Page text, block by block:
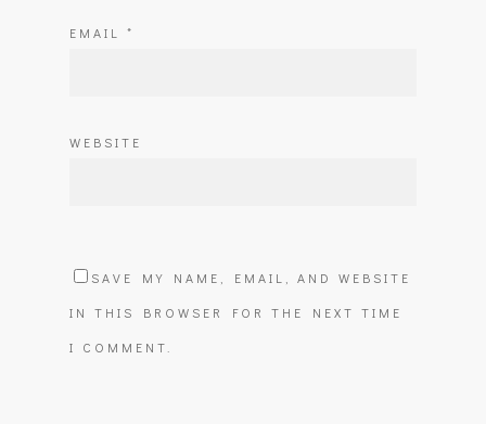
EMAIL *
WEBSITE
SAVE MY NAME, EMAIL, AND WEBSITE
IN THIS BROWSER FOR THE NEXT TIME
I COMMENT.